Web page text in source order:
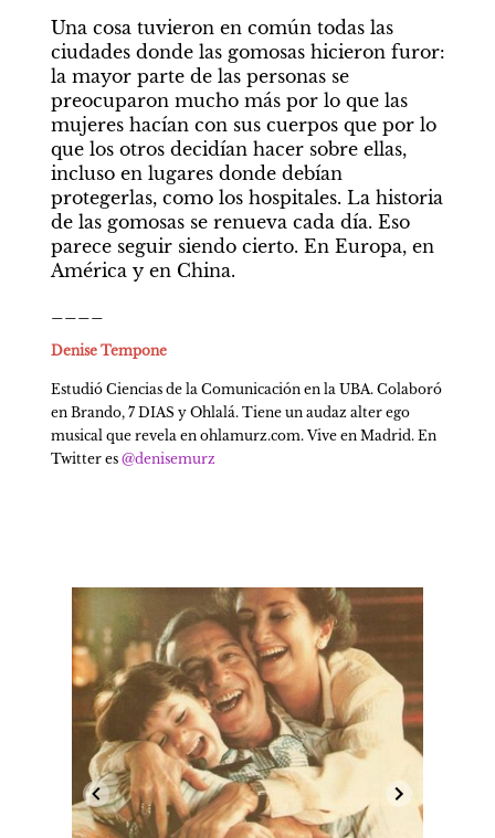
Una cosa tuvieron en común todas las
ciudades donde las gomosas hicieron furor:
la mayor parte de las personas se
preocuparon mucho más por lo que las
mujeres hacían con sus cuerpos que por lo
que los otros decidían hacer sobre ellas,
incluso en lugares donde debían
protegerlas, como los hospitales. La historia
de las gomosas se renueva cada día. Eso
parece seguir siendo cierto. En Europa, en
América y en China.
Denise Tempone
Estudió Ciencias de la Comunicación en la UBA. Colaboró
en Brando, 7 DIAS y Ohlalá. Tiene un audaz alter ego
musical que revela en ohlamurz.com. Vive en Madrid. En
Twitter es @denisemurz